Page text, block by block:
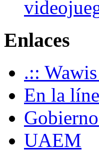
Enlaces
.::
En la
UAEM